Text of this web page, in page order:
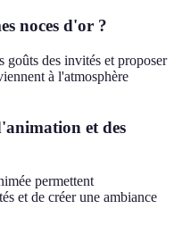
noces d'or ?
des invités et proposer
à l'atmosphère
et des
permettent
et de créer une ambiance